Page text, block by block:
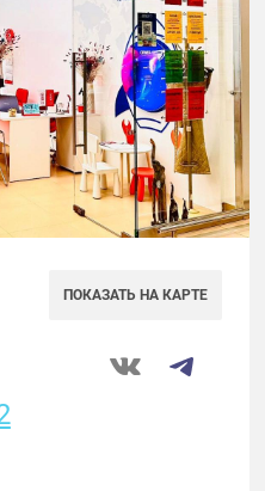
ПОКАЗАТЬ НА КАРТЕ